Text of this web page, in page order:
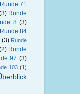
Runde 71
(3) Runde
8 (3)
Runde 84
(3) Runde
(2) Runde
97 (3)
103 (1)